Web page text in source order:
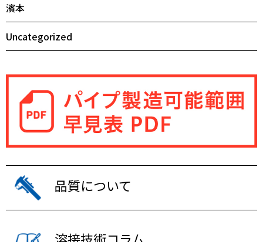
濱本
Uncategorized
品質について